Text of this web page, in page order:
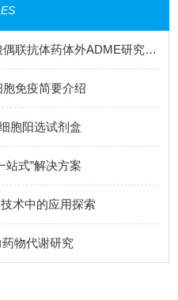
IPHASE/汇智和源 寡核苷酸偶联抗体药体外ADME研究一站式产品解决方案
免疫简要介绍
胞阳选试剂盒
站式”解决方案
术中的应用探索
物代谢研究